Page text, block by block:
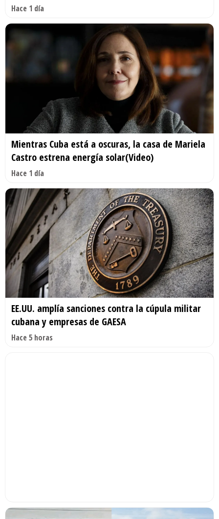
Hace 1 día
Mientras Cuba está a oscuras, la casa de Mariela
Castro estrena energía solar(Video)
Hace 1 día
EE.UU. amplía sanciones contra la cúpula militar
cubana y empresas de GAESA
Hace 5 horas